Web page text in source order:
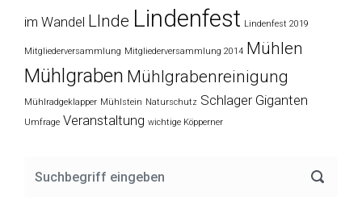
im Wandel LInde Lindenfest Lindenfest 2019
Mitgliederversammlung Mitgliederversammlung 2014 Mühlen
Mühlgraben Mühlgrabenreinigung
Mühlradgeklapper Mühlstein Naturschutz Schlager Giganten
Umfrage Veranstaltung wichtige Köpperner